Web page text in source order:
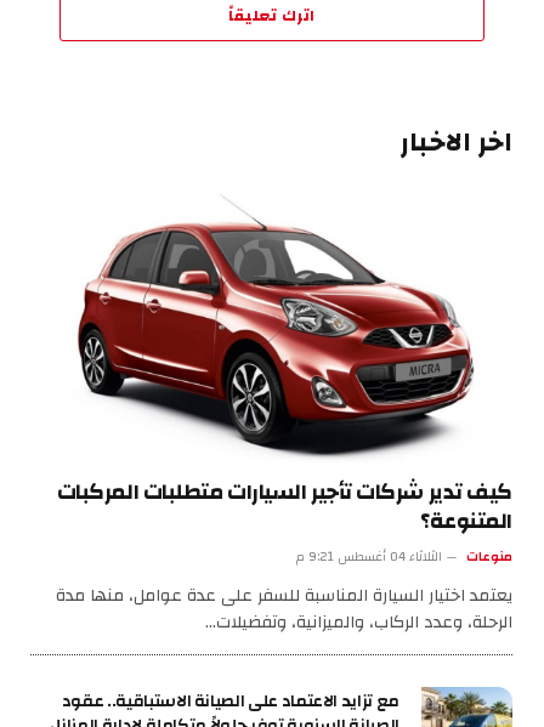
اترك تعليقاً
اخر الاخبار
كيف تدير شركات تأجير السيارات متطلبات المركبات
المتنوعة؟
منوعات الثلاثاء 04 أغسطس 9:21 م
يعتمد اختيار السيارة المناسبة للسفر على عدة عوامل، منها مدة
الرحلة، وعدد الركاب، والميزانية، وتفضيلات…
مع تزايد الاعتماد على الصيانة الاستباقية.. عقود